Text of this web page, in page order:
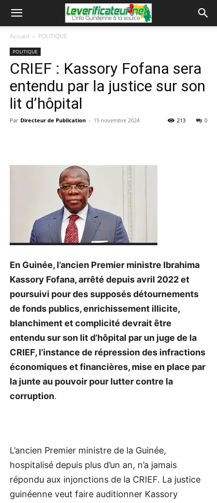
Accueil POLITIQUE
POLITIQUE
CRIEF : Kassory Fofana sera
entendu par la justice sur son
lit d’hôpital
Par Directeur de Publication - 15 novembre 2024 0
213
En Guinée, l’ancien Premier ministre Ibrahima
Kassory Fofana, arrêté depuis avril 2022 et
poursuivi pour des supposés détournements
de fonds publics, enrichissement illicite,
blanchiment et complicité devrait être
entendu sur son lit d’hôpital par un juge de la
CRIEF, l’instance de répression des infractions
économiques et financières, mise en place par
la junte au pouvoir pour lutter contre la
corruption.
L’ancien Premier ministre de la Guinée,
hospitalisé depuis plus d’un an, n’a jamais
répondu aux injonctions de la CRIEF. La justice
guinéenne veut faire auditionner Kassory